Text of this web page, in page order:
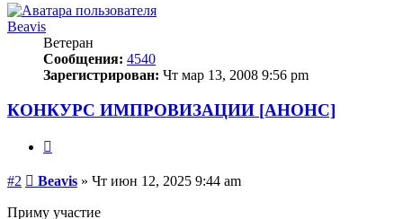
Beavis
Ветеран
Сообщения: 4540
Зарегистрирован: Чт мар 13, 2008 9:56 pm
КОНКУРС ИМПРОВИЗАЦИИ [АНОНС]
#2 Сообщение
Beavis » Чт июн 12, 2025 9:44 am
Приму участие